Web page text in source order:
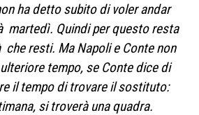
ha detto subito di voler andar
martedì. Quindi per questo resta
resti. Ma Napoli e Conte non
tempo, se Conte dice di
il tempo di trovare il sostituto:
si troverà una quadra.